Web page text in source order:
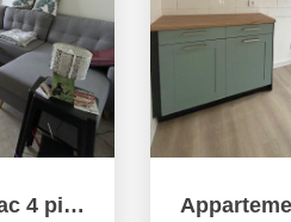
Appartement Aurillac 4 pièces 87 m2